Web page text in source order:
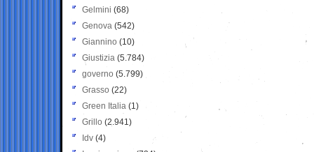
Gelmini (68)
Genova (542)
Giannino (10)
Giustizia (5.784)
governo (5.799)
Grasso (22)
Green Italia (1)
Grillo (2.941)
Idv (4)